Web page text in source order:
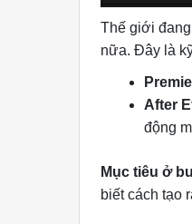
Thế giới
nữa. Đây là
After
động
Mục tiêu ở
biết cách tạo